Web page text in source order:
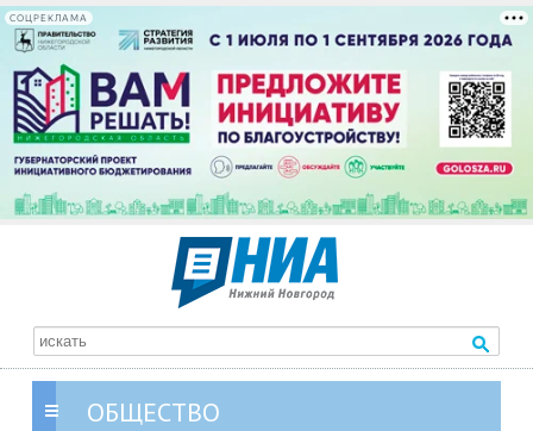
СОЦРЕКЛАМА
ОБЩЕСТВО